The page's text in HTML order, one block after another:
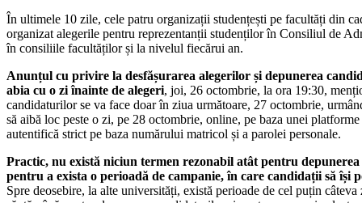
În ultimele 10 zile, cele patru organizații studențești pe facultăți din
organizat alegerile pentru reprezentanții studenților în Consiliul de
în consiliile facultăților și la nivelul fiecărui an.
Anunțul cu privire la desfășurarea alegerilor și depunerea
abia cu o zi înainte de alegeri, joi, 26 octombrie, la ora 19:30,
candidaturilor se va face doar în ziua următoare, 27 octombrie,
să aibă loc peste o zi, pe 28 octombrie, online, pe baza unei
autentifică strict pe baza numărului matricol și a parolei personale.
Practic, nu există niciun termen rezonabil atât pentru
pentru a exista o perioadă de campanie, în care candidații să își
Spre deosebire, la alte universități, există perioade de cel puțin câteva